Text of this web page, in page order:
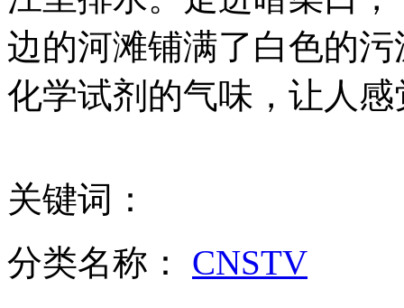
安倍"环中国外交"借安全"烟雾弹"夺市场和资源
边的河滩铺满了白色的
化学试剂的气味，让
关键词：
分类名称： CNSTV